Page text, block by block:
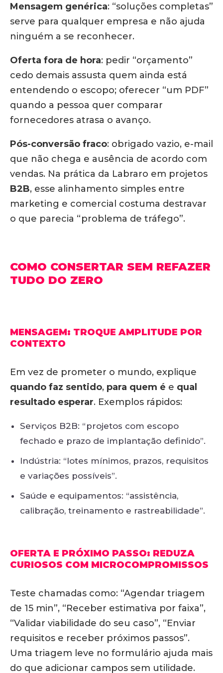
Mensagem genérica: “soluções completas”
serve para qualquer empresa e não ajuda
ninguém a se reconhecer.
Oferta fora de hora: pedir “orçamento”
cedo demais assusta quem ainda está
entendendo o escopo; oferecer “um PDF”
quando a pessoa quer comparar
fornecedores atrasa o avanço.
Pós-conversão fraco: obrigado vazio, e-mail
que não chega e ausência de acordo com
vendas. Na prática da Labraro em projetos
B2B, esse alinhamento simples entre
marketing e comercial costuma destravar
o que parecia “problema de tráfego”.
COMO CONSERTAR SEM REFAZER
TUDO DO ZERO
MENSAGEM: TROQUE AMPLITUDE POR
CONTEXTO
Em vez de prometer o mundo, explique
quando faz sentido, para quem é e qual
resultado esperar. Exemplos rápidos:
Serviços B2B: “projetos com escopo
fechado e prazo de implantação definido”.
Indústria: “lotes mínimos, prazos, requisitos
e variações possíveis”.
Saúde e equipamentos: “assistência,
calibração, treinamento e rastreabilidade”.
OFERTA E PRÓXIMO PASSO: REDUZA
CURIOSOS COM MICROCOMPROMISSOS
Teste chamadas como: “Agendar triagem
de 15 min”, “Receber estimativa por faixa”,
“Validar viabilidade do seu caso”, “Enviar
requisitos e receber próximos passos”.
Uma triagem leve no formulário ajuda mais
do que adicionar campos sem utilidade.